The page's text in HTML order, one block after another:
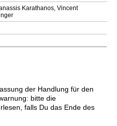
Karathanos, Vincent
der Handlung für den
bitte die
falls Du das Ende des